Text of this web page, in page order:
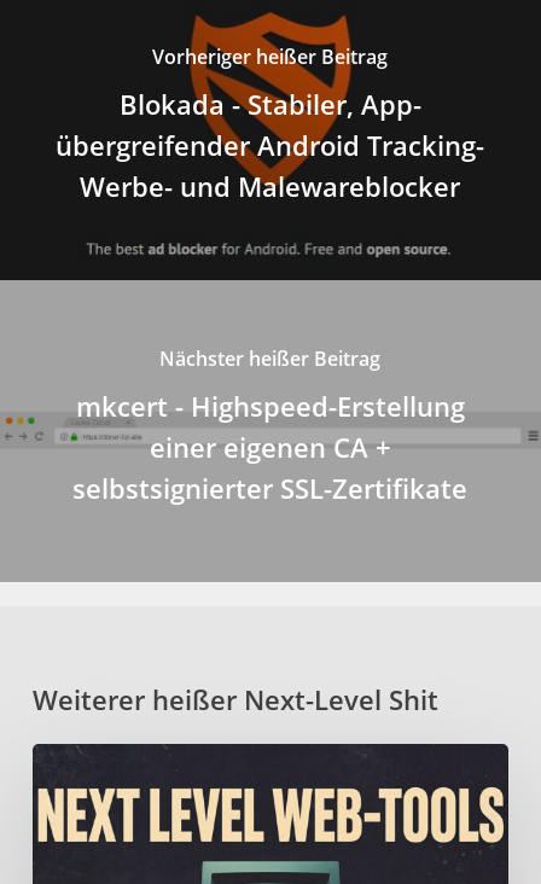
Vorheriger heißer Beitrag
Blokada - Stabiler, App-
übergreifender Android Tracking-
Werbe- und Malewareblocker
Nächster heißer Beitrag
mkcert - Highspeed-Erstellung
einer eigenen CA +
selbstsignierter SSL-Zertifikate
Weiterer heißer Next-Level Shit
Fein
geschichtetes
Mille-